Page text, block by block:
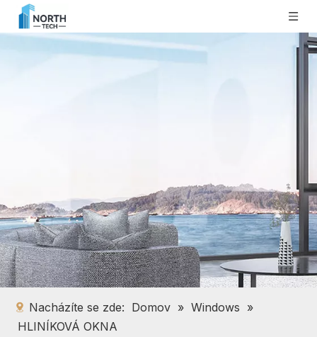
Nacházíte se zde: Domov » Windows »
HLINÍKOVÁ OKNA